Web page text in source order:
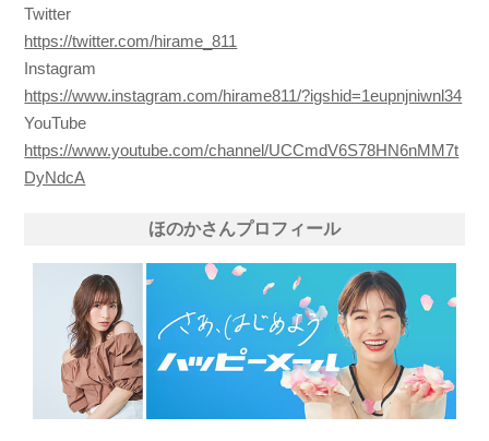
Twitter
https://twitter.com/hirame_811
Instagram
https://www.instagram.com/hirame811/?igshid=1eupnjniwnl34
YouTube
https://www.youtube.com/channel/UCCmdV6S78HN6nMM7t
DyNdcA
ほのかさんプロフィール